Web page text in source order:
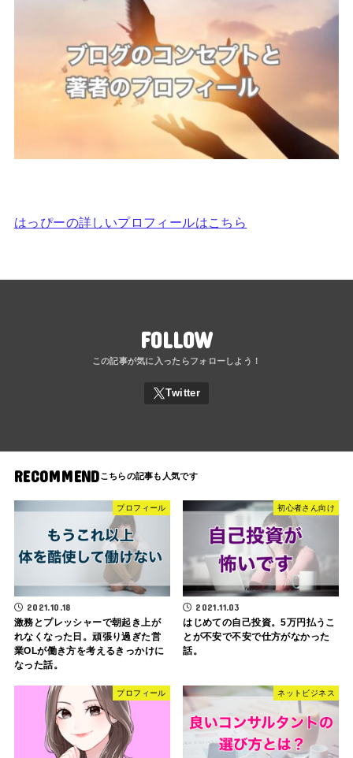
はっぴーの詳しいプロフィールはこちら
FOLLOW
RECOMMEND
プロフィール
2021.10.18
激務とプレッシャーで朝起き上が
れなくなった日。頑張り過ぎた営
業OLが働き方を考えるきっかけに
なった話。
初心者さん向け
2021.11.03
はじめての自己投資。5万円払うこ
とが不安で不安で仕方がなかった
話。
プロフィール ネットビジネス